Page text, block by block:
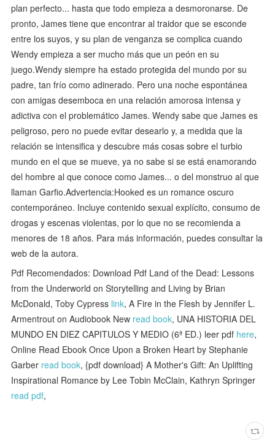
plan perfecto... hasta que todo empieza a desmoronarse. De
pronto, James tiene que encontrar al traidor que se esconde
entre los suyos, y su plan de venganza se complica cuando
Wendy empieza a ser mucho más que un peón en su
juego.Wendy siempre ha estado protegida del mundo por su
padre, tan frío como adinerado. Pero una noche espontánea
con amigas desemboca en una relación amorosa intensa y
adictiva con el problemático James. Wendy sabe que James es
peligroso, pero no puede evitar desearlo y, a medida que la
relación se intensifica y descubre más cosas sobre el turbio
mundo en el que se mueve, ya no sabe si se está enamorando
del hombre al que conoce como James... o del monstruo al que
llaman Garfio.Advertencia:Hooked es un romance oscuro
contemporáneo. Incluye contenido sexual explícito, consumo de
drogas y escenas violentas, por lo que no se recomienda a
menores de 18 años. Para más información, puedes consultar la
web de la autora.
Pdf Recomendados: Download Pdf Land of the Dead: Lessons
from the Underworld on Storytelling and Living by Brian
McDonald, Toby Cypress link, A Fire in the Flesh by Jennifer L.
Armentrout on Audiobook New read book, UNA HISTORIA DEL
MUNDO EN DIEZ CAPITULOS Y MEDIO (6ª ED.) leer pdf here,
Online Read Ebook Once Upon a Broken Heart by Stephanie
Garber read book, {pdf download} A Mother's Gift: An Uplifting
Inspirational Romance by Lee Tobin McClain, Kathryn Springer
read pdf,